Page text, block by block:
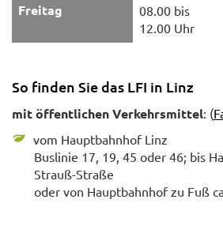
Freitag
08.00 bis
12.00 Uhr
So finden Sie das LFI in Linz
mit öffentlichen Verkehrsmittel: (
vom Hauptbahnhof Linz
Buslinie 17, 19, 45 oder 46; bis
Strauß-Straße
oder von Hauptbahnhof zu Fuß